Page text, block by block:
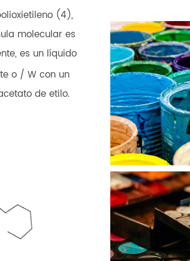
(4),
molecular es
es un líquido
o / W con un
de etilo.